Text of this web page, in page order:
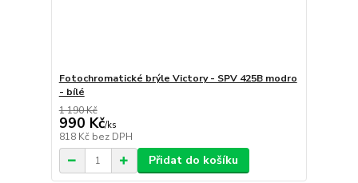
Fotochromatické brýle Victory - SPV 425B modro
- bílé
1 190 Kč
990 Kč/ks
818 Kč bez DPH
Přidat do košíku